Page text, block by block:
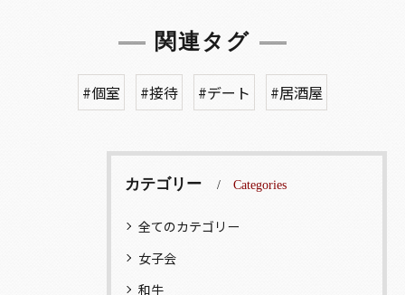
関連タグ
#個室 #接待 #デート #居酒屋
カテゴリー Categories
全てのカテゴリー
女子会
和牛